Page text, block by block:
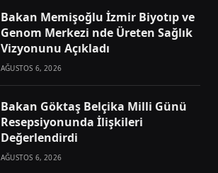
Bakan Memişoğlu İzmir Biyotıp ve
Genom Merkezi nde Üreten Sağlık
Vizyonunu Açıkladı
AĞUSTOS 6, 2026
Bakan Göktaş Belçika Milli Günü
Resepsiyonunda İlişkileri
Değerlendirdi
AĞUSTOS 6, 2026